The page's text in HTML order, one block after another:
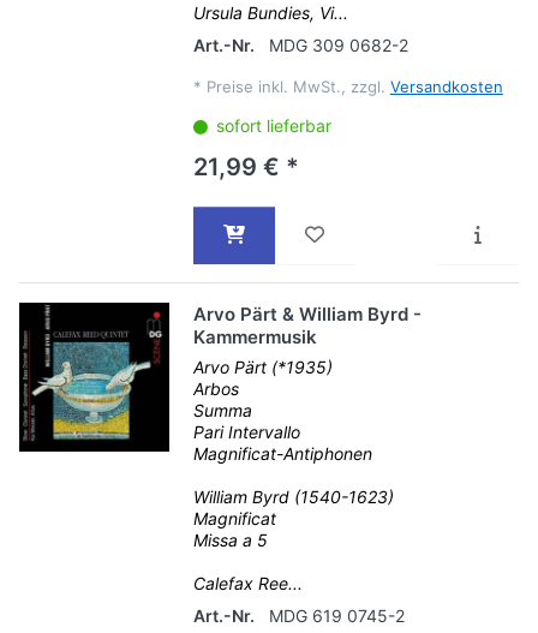
Ursula Bundies, Vi...
Art.-Nr.
MDG 309 0682-2
* Preise inkl. MwSt., zzgl. Versandkosten
sofort lieferbar
21,99 € *
Arvo Pärt & William Byrd -
Kammermusik
Arvo Pärt (*1935)
Arbos
Summa
Pari Intervallo
Magnificat-Antiphonen
William Byrd (1540-1623)
Magnificat
Missa a 5
Calefax Ree...
Art.-Nr.
MDG 619 0745-2